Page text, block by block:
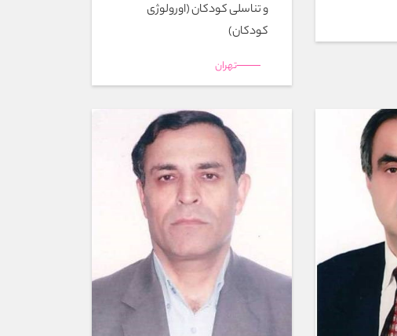
و تناسلی کودکان (اورولوژی
کودکان)
تهران